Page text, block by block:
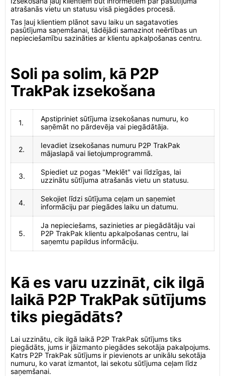
atrašanās vietu un statusu visā piegādes procesā.
Tas ļauj klientiem plānot savu laiku un sagatavoties
pasūtījuma saņemšanai, tādējādi samazinot neērtības un
nepieciešamību sazināties ar klientu apkalpošanas centru.
Soli pa solim, kā P2P
TrakPak izsekošana
1.
Apstipriniet sūtījuma izsekošanas numuru, ko
saņēmāt no pārdevēja vai piegādātāja.
2.
Ievadiet izsekošanas numuru P2P TrakPak
mājaslapā vai lietojumprogrammā.
3.
Spiediet uz pogas "Meklēt" vai līdzīgas, lai
uzzinātu sūtījuma atrašanās vietu un statusu.
4.
Sekojiet līdzi sūtījuma ceļam un saņemiet
informāciju par piegādes laiku un datumu.
5.
Ja nepieciešams, sazinieties ar piegādātāju vai
P2P TrakPak klientu apkalpošanas centru, lai
saņemtu papildus informāciju.
Kā es varu uzzināt, cik ilgā
laikā P2P TrakPak sūtījums
tiks piegādāts?
Lai uzzinātu, cik ilgā laikā P2P TrakPak sūtījums tiks
piegādāts, jums ir jāizmanto piegādes sekotāja pakalpojums.
Katrs P2P TrakPak sūtījums ir pievienots ar unikālu sekotāja
numuru, ko varat izmantot, lai sekotu sūtījuma ceļam līdz
saņemšanai.